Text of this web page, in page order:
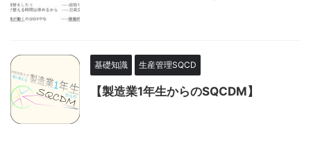
基礎知識 生産管理SQCD
【製造業1年生からのSQCDM】